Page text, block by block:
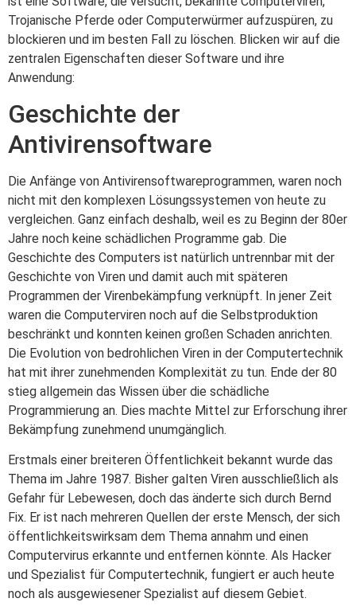
Trojanische Pferde oder Computerwürmer aufzuspüren, zu
blockieren und im besten Fall zu löschen. Blicken wir auf die
zentralen Eigenschaften dieser Software und ihre
Anwendung:
Geschichte der
Antivirensoftware
Die Anfänge von Antivirensoftwareprogrammen, waren noch
nicht mit den komplexen Lösungssystemen von heute zu
vergleichen. Ganz einfach deshalb, weil es zu Beginn der 80er
Jahre noch keine schädlichen Programme gab. Die
Geschichte des Computers ist natürlich untrennbar mit der
Geschichte von Viren und damit auch mit späteren
Programmen der Virenbekämpfung verknüpft. In jener Zeit
waren die Computerviren noch auf die Selbstproduktion
beschränkt und konnten keinen großen Schaden anrichten.
Die Evolution von bedrohlichen Viren in der Computertechnik
hat mit ihrer zunehmenden Komplexität zu tun. Ende der 80
stieg allgemein das Wissen über die schädliche
Programmierung an. Dies machte Mittel zur Erforschung ihrer
Bekämpfung zunehmend unumgänglich.
Erstmals einer breiteren Öffentlichkeit bekannt wurde das
Thema im Jahre 1987. Bisher galten Viren ausschließlich als
Gefahr für Lebewesen, doch das änderte sich durch Bernd
Fix. Er ist nach mehreren Quellen der erste Mensch, der sich
öffentlichkeitswirksam dem Thema annahm und einen
Computervirus erkannte und entfernen könnte. Als Hacker
und Spezialist für Computertechnik, fungiert er auch heute
noch als ausgewiesener Spezialist auf diesem Gebiet.